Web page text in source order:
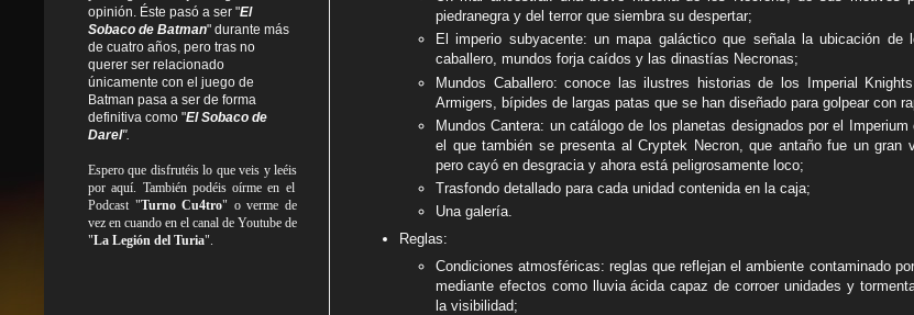
piedranegra y del terror que siembra su despertar;
El imperio subyacente: un mapa galáctico que señala la ubicación de
caballero, mundos forja caídos y las dinastías Necronas;
Mundos Caballero: conoce las ilustres historias de los Imperial
Armigers, bípides de largas patas que se han diseñado para golpear con
Mundos Cantera: un catálogo de los planetas designados por el
el que también se presenta al Cryptek Necron, que antaño fue un gran
pero cayó en desgracia y ahora está peligrosamente loco;
Trasfondo detallado para cada unidad contenida en la caja;
Una galería.
Reglas:
Condiciones atmosféricas: reglas que reflejan el ambiente contaminado
mediante efectos como lluvia ácida capaz de corroer unidades y
la visibilidad;
opinión. Éste pasó a ser "El
Sobaco de Batman" durante más
de cuatro años, pero tras no
querer ser relacionado
únicamente con el juego de
Batman pasa a ser de forma
definitiva como "El Sobaco de
Darel".
Espero que disfrutéis lo queveis yleéis
por aquí. También podéis oírme en el
Podcast "Turno Cu4tro" o verme de
vez en cuando en el canal de Youtube de
"La Legión del Turia".